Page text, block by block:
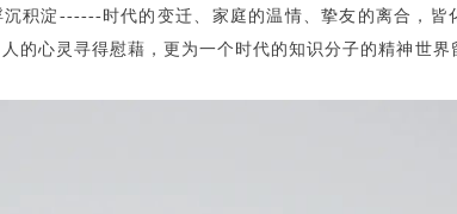
沉积淀 ------时代的变迁、家庭的温情、挚友的离合，皆
的心灵寻得慰藉，更为一个时代的知识分子的精神世界